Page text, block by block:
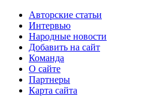
Авторские статьи
Интервью
Народные новости
Добавить на сайт
Команда
О сайте
Партнеры
Карта сайта